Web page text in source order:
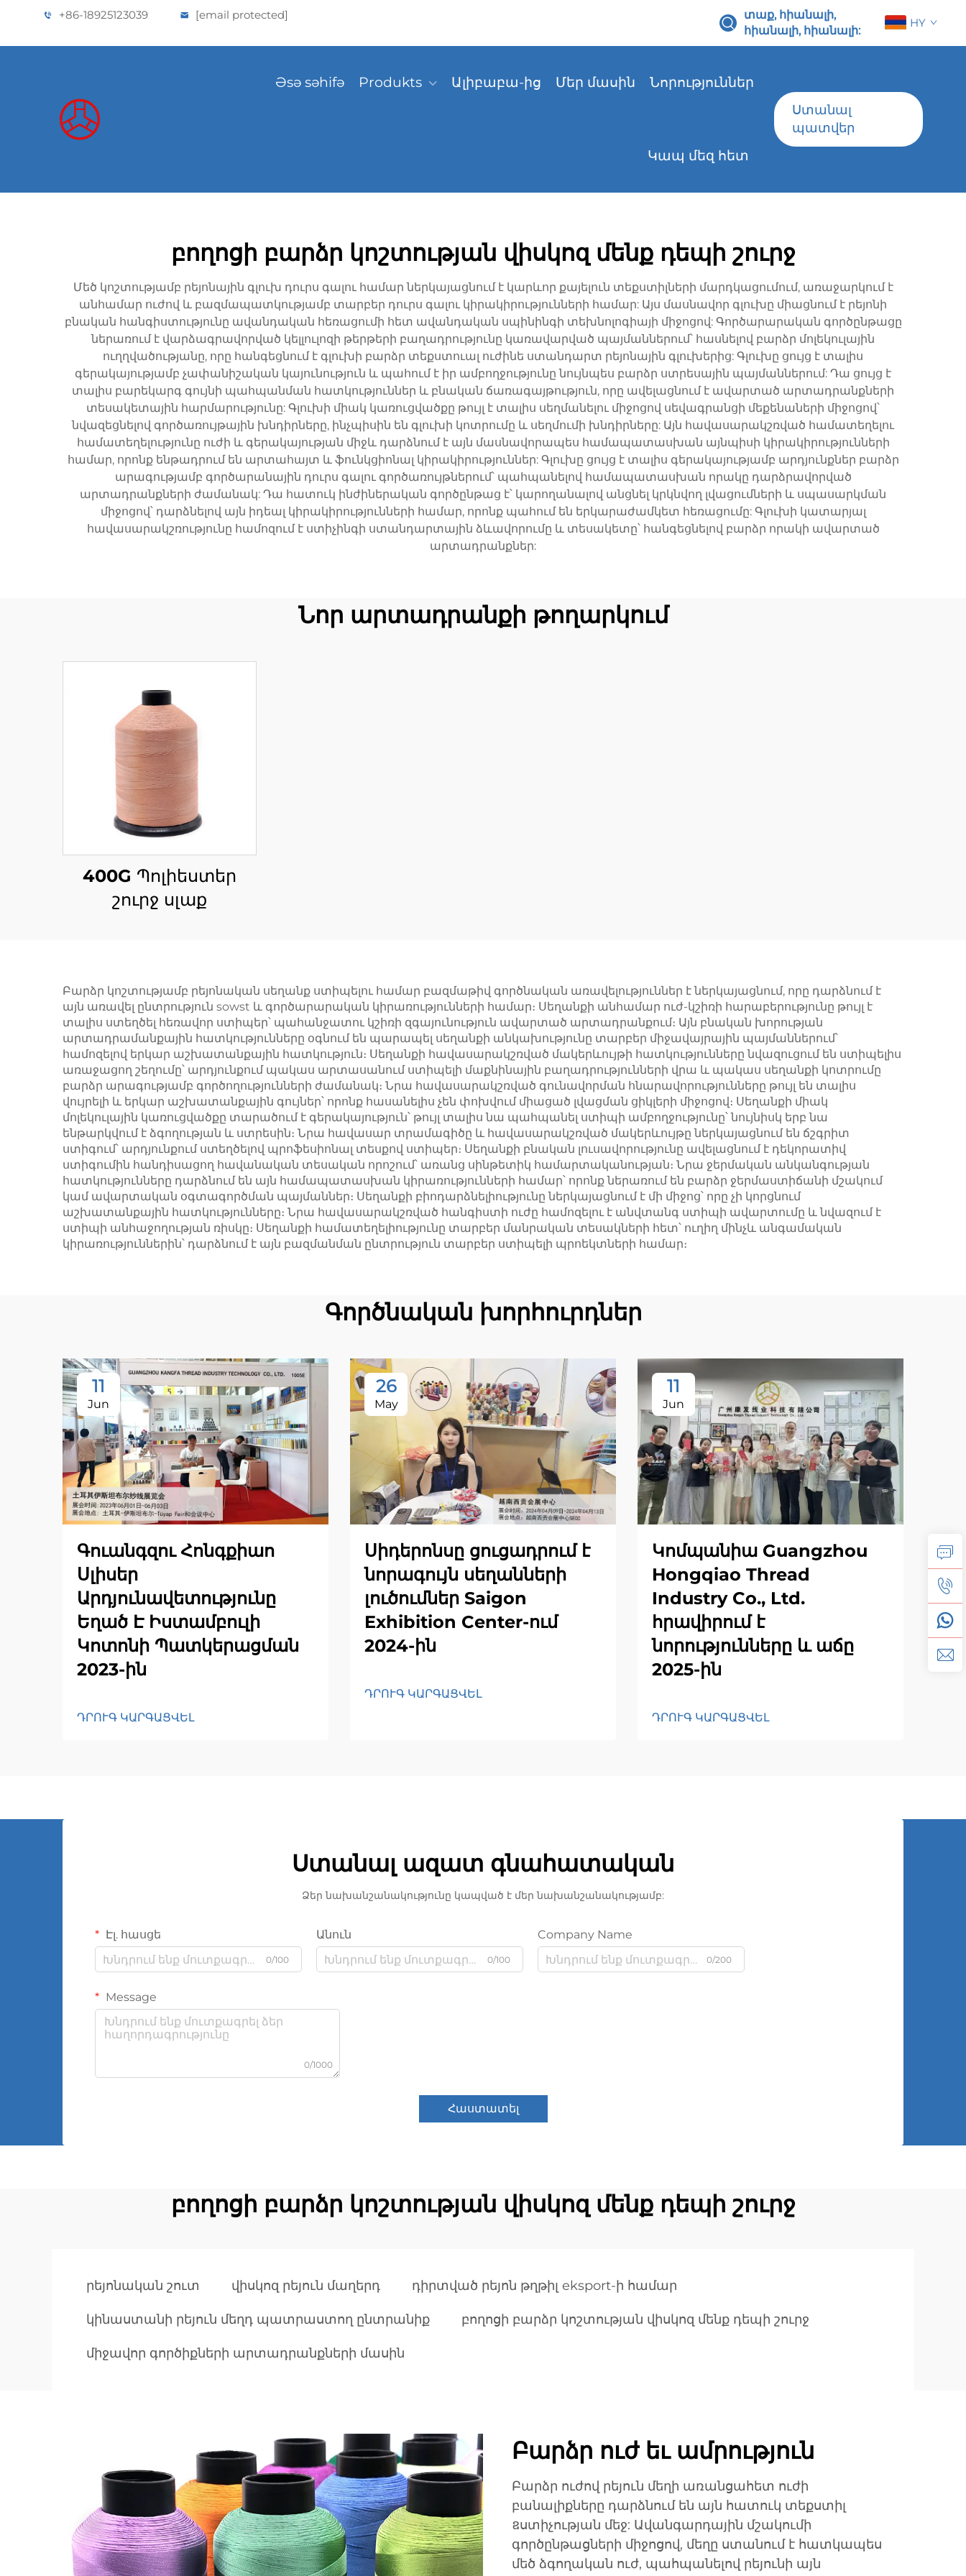
+86-18925123039 [email protected]
տաք, հիանալի,
հիանալի, հիանալի:
HY
Əsə səhifə Produkts Ալիբաբա-ից Մեր մասին Նորություններ
Կապ մեզ հետ
Ստանալ
պատվեր
բողոցի բարձր կոշտության վիսկոզ մենք դեպի շուրջ
Մեծ կոշտությամբ րեյոնային գլուխ դուրս գալու համար ներկայացնում է կարևոր քայելուն տեքստիլների մարդկացումում, առաջարկում է
անհամար ուժով և բազմապատկությամբ տարբեր դուրս գալու կիրակիրությունների համար: Այս մասնավոր գլուխը միացնում է րեյոնի
բնական հանգիստությունը ավանդական հեռացումի հետ ավանդական սպինինգի տեխնոլոգիայի միջոցով: Գործարարական գործընթացը
ներառում է վարձագրավորված կելլուլոզի թերթերի բաղադրությունը կառավարված պայմաններում՝ հասնելով բարձր մոլեկուլային
ուղղվածությանը, որը հանգեցնում է գլուխի բարձր տեքստուալ ուժինե ստանդարտ րեյոնային գլուխերից: Գլուխը ցույց է տալիս
գերակայությամբ չափանիշական կայունություն և պահում է իր ամբողջությունը նույնպես բարձր ստրեսային պայմաններում: Դա ցույց է
տալիս բարեկարգ գույնի պահպանման հատկություններ և բնական ճառագայթություն, որը ավելացնում է ավարտած արտադրանքների
տեսակետային հարմարությունը: Գլուխի միակ կառուցվածքը թույլ է տալիս սեղմանելու միջոցով սեվագրանցի մեքենաների միջոցով՝
նվազեցնելով գործառույթային խնդիրները, ինչպիսին են գլուխի կոտրումը և սեղմումի խնդիրները: Այն հավասարակշռված համատեղելու
համատեղելությունը ուժի և գերակայության միջև դարձնում է այն մասնավորապես համապատասխան այնպիսի կիրակիրությունների
համար, որոնք ենթադրում են արտահայտ և ֆունկցիոնալ կիրակիրություններ: Գլուխը ցույց է տալիս գերակայությամբ արդյունքներ բարձր
արագությամբ գործարանային դուրս գալու գործառույթներում՝ պահպանելով համապատասխան որակը դարձրավորված
արտադրանքների ժամանակ: Դա հատուկ ինժիներական գործընթաց է՝ կարողանալով անցնել կրկնվող լվացումների և սպասարկման
միջոցով՝ դարձնելով այն իդեալ կիրակիրությունների համար, որոնք պահում են երկարաժամկետ հեռացումը: Գլուխի կատարյալ
հավասարակշռությունը համոզում է ստիչինգի ստանդարտային ձևավորումը և տեսակետը՝ հանգեցնելով բարձր որակի ավարտած
արտադրանքներ:
Նոր արտադրանքի թողարկում
400G Պոլիեստեր
շուրջ սլաք
Բարձր կոշտությամբ րեյոնական սեղանք ստիպելու համար բազմաթիվ գործնական առավելություններ է ներկայացնում, որը դարձնում է
այն առավել ընտրություն sowst և գործարարական կիրառությունների համար։ Սեղանքի անհամար ուժ-կշիռի հարաբերությունը թույլ է
տալիս ստեղծել հեռավոր ստիպեր՝ պահանջատու կշիռի զգայունություն ավարտած արտադրանքում։ Այն բնական խորության
արտադրամանքային հատկությունները օգնում են պարապել սեղանքի անկախությունը տարբեր միջավայրային պայմաններում՝
համոզելով երկար աշխատանքային հատկություն։ Սեղանքի հավասարակշռված մակերևույթի հատկությունները նվազուցում են ստիպելիս
առաջացող շեղումը՝ արդյունքում պակաս արտասանում ստիպելի մաքնինային բաղադրությունների վրա և պակաս սեղանքի կոտրումը
բարձր արագությամբ գործողությունների ժամանակ։ Նրա հավասարակշռված գունավորման հնարավորությունները թույլ են տալիս
վույրելի և երկար աշխատանքային գույներ՝ որոնք հասանելիս չեն փոխվում միացած լվացման ցիկլերի միջոցով։ Սեղանքի միակ
մոլեկուլային կառուցվածքը տարածում է գերակայություն՝ թույլ տալիս նա պահպանել ստիպի ամբողջությունը՝ նույնիսկ երբ նա
ենթարկվում է ձգողության և ստրեսին։ Նրա հավասար տրամագիծը և հավասարակշռված մակերևույթը ներկայացնում են ճշգրիտ
ստիգում՝ արդյունքում ստեղծելով պրոֆեսիոնալ տեսքով ստիպեր։ Սեղանքի բնական լուսավորությունը ավելացնում է դեկորատիվ
ստիգումին հանդիսացող հավանական տեսական որոշում՝ առանց սինթետիկ համարտականության։ Նրա ջերմական անկանգության
հատկությունները դարձնում են այն համապատասխան կիրառությունների համար՝ որոնք ներառում են բարձր ջերմաստիճանի մշակում
կամ ավարտական օգտագործման պայմաններ։ Սեղանքի բիոդարձնելիությունը ներկայացնում է մի միջոց՝ որը չի կորցնում
աշխատանքային հատկությունները։ Նրա հավասարակշռված հանգիստի ուժը համոզելու է անվտանգ ստիպի ավարտումը և նվազում է
ստիպի անհաջողության ռիսկը։ Սեղանքի համատեղելիությունը տարբեր մանրական տեսակների հետ՝ ուղիղ մինչև անգամական
կիրառություններին՝ դարձնում է այն բազմանման ընտրություն տարբեր ստիպելի պրոեկտների համար։
Գործնական խորհուրդներ
11
Jun
Գուանգզու Հոնգքիաո
Սլիսեր
Արդյունավետությունը
Եղած Է Իստամբուլի
Կոտոնի Պատկերացման
2023-ին
ԴՐՈՒԳ ԿԱՐԳԱՑՎԵԼ
26
May
Սիդերոնսը ցուցադրում է
նորագույն սեղանների
լուծումներ Saigon
Exhibition Center-ում
2024-ին
ԴՐՈՒԳ ԿԱՐԳԱՑՎԵԼ
11
Jun
Կոմպանիա Guangzhou
Hongqiao Thread
Industry Co., Ltd.
հրավիրում է
նորությունները և աճը
2025-ին
ԴՐՈՒԳ ԿԱՐԳԱՑՎԵԼ
Ստանալ ազատ գնահատական
Ձեր նախանշանակությունը կապված է մեր նախանշանակությամբ:
Էլ. հասցե
0/100
Անուն
0/100
Company Name
0/200
Message
0/1000
Հաստատել
բողոցի բարձր կոշտության վիսկոզ մենք դեպի շուրջ
րեյոնական շուտ վիսկոզ րեյուն մաղերդ դիրտված րեյոն թղթիլ eksport-ի համար
կինաստանի րեյուն մեղդ պատրաստող ընտրանիք բողոցի բարձր կոշտության վիսկոզ մենք դեպի շուրջ
միջավոր գործիքների արտադրանքների մասին
Բարձր ուժ եւ ամրություն
Բարձր ուժով րեյուն մեղի առանցահետ ուժի
բանալիքները դարձնում են այն հատուկ տեքստիլ
ឧստիչության մեջ: Ավանգարդային մշակումի
գործընթացների միջոցով, մեղը ստանում է հատկապես
մեծ ձգողական ուժ, պահպանելով րեյունի այն